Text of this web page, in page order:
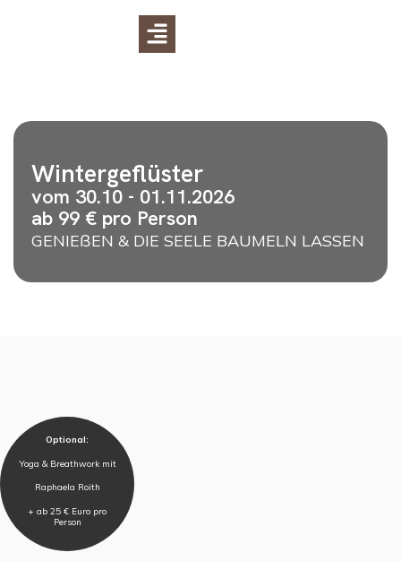
Wintergeflüster
vom 30.10 - 01.11.2026
ab 99 € pro Person
GENIEßEN & DIE SEELE BAUMELN LASSEN
Optional:
Yoga & Breathwork mit
Raphaela Roith
+ ab 25 € Euro pro
Person